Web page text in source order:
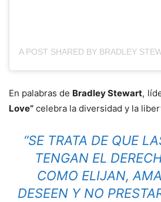
En palabras de Bradley Stewart,
Love” celebra la diversidad y la
“SE TRATA DE QUE
TENGAN EL
COMO ELIJAN,
DESEEN Y NO